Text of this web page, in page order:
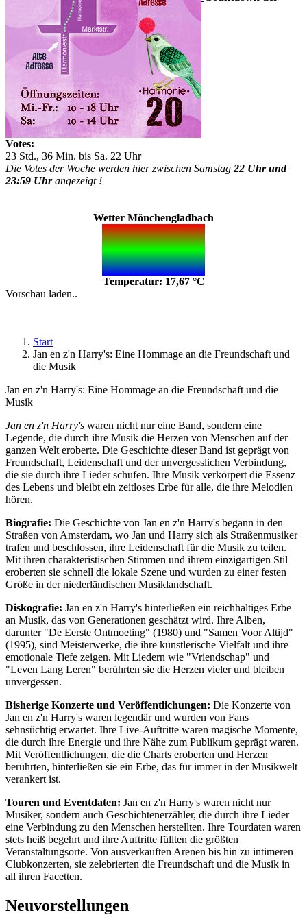
Votes:
23 Std., 36 Min. bis Sa. 22 Uhr
Die Votes der Woche werden hier zwischen Samstag 22 Uhr und
23:59 Uhrangezeigt !
Wetter Mönchengladbach
Temperatur: 17,67 °C
Vorschau laden..
Start
Jan en z'n Harry's: Eine Hommage an die Freundschaft und
die Musik
Jan en z'n Harry's: Eine Hommage an die Freundschaft und die
Musik
Jan en z'n Harry's waren nicht nur eine Band, sondern eine
Legende, die durch ihre Musik die Herzen von Menschen auf der
ganzen Welt eroberte. Die Geschichte dieser Band ist geprägt von
Freundschaft, Leidenschaft und der unvergesslichen Verbindung,
die sie durch ihre Lieder schufen. Ihre Musik verkörpert die Essenz
des Lebens und bleibt ein zeitloses Erbe für alle, die ihre Melodien
hören.
Biografie: Die Geschichte von Jan en z'n Harry's begann in den
Straßen von Amsterdam, wo Jan und Harry sich als Straßenmusiker
trafen und beschlossen, ihre Leidenschaft für die Musik zu teilen.
Mit ihren charakteristischen Stimmen und ihrem einzigartigen Stil
eroberten sie schnell die lokale Szene und wurden zu einer festen
Größe in der niederländischen Musiklandschaft.
Diskografie: Jan en z'n Harry's hinterließen ein reichhaltiges Erbe
an Musik, das von Generationen geschätzt wird. Ihre Alben,
darunter "De Eerste Ontmoeting" (1980) und "Samen Voor Altijd"
(1995), sind Meisterwerke, die ihre künstlerische Vielfalt und ihre
emotionale Tiefe zeigen. Mit Liedern wie "Vriendschap" und
"Leven Lang Leren" berührten sie die Herzen vieler und bleiben
unvergessen.
Bisherige Konzerte und Veröffentlichungen: Die Konzerte von
Jan en z'n Harry's waren legendär und wurden von Fans
sehnsüchtig erwartet. Ihre Live-Auftritte waren magische Momente,
die durch ihre Energie und ihre Nähe zum Publikum geprägt waren.
Mit Veröffentlichungen, die die Charts eroberten und Herzen
berührten, hinterließen sie ein Erbe, das für immer in der Musikwelt
verankert ist.
Touren und Eventdaten: Jan en z'n Harry's waren nicht nur
Musiker, sondern auch Geschichtenerzähler, die durch ihre Lieder
eine Verbindung zu den Menschen herstellten. Ihre Tourdaten waren
stets heiß begehrt und ihre Auftritte füllten die größten
Veranstaltungsorte. Von ausverkauften Arenen bis hin zu intimeren
Clubkonzerten, sie zelebrierten die Freundschaft und die Musik in
all ihren Facetten.
Neuvorstellungen